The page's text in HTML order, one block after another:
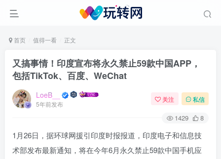
首页 值得一看 正文
又搞事情！印度宣布将永久禁止59款中国APP，
包括TikTok、百度、WeChat
LoeB__
5年前发布
关注 私信
1429 8
1月26日，据环球网援引印度时报报道，印度电子和信息技
术部发布最新通知，将在今年6月永久禁止59款中国手机应